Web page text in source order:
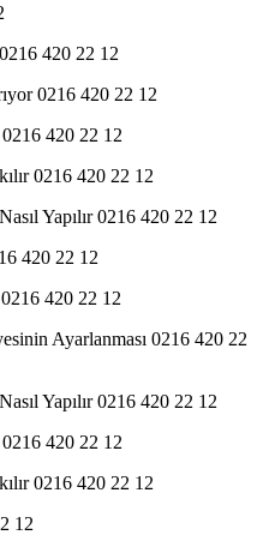
420 22 12
0216 420 22 12
420 22 12
0216 420 22 12
Yapılır 0216 420 22 12
420 22 12
420 22 12
Ayarlanması 0216 420 22
Yapılır 0216 420 22 12
420 22 12
0216 420 22 12
12